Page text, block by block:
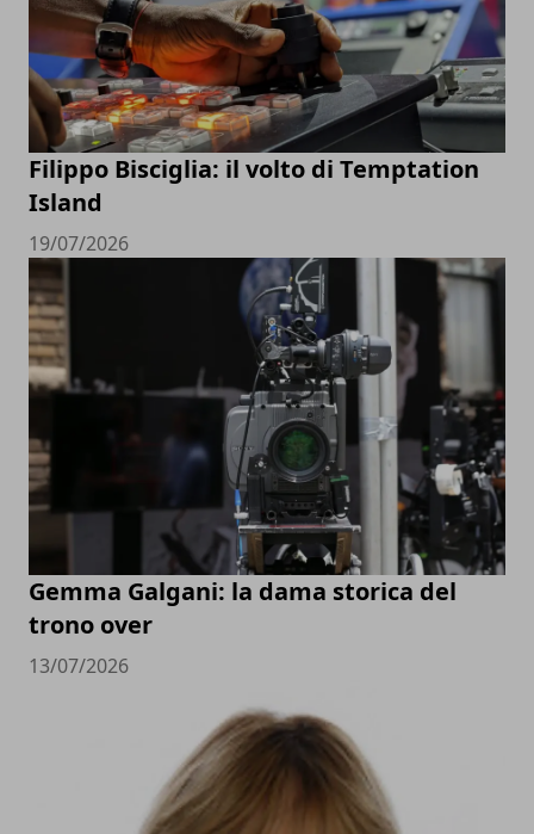
Filippo Bisciglia: il volto di Temptation
Island
19/07/2026
Gemma Galgani: la dama storica del
trono over
13/07/2026